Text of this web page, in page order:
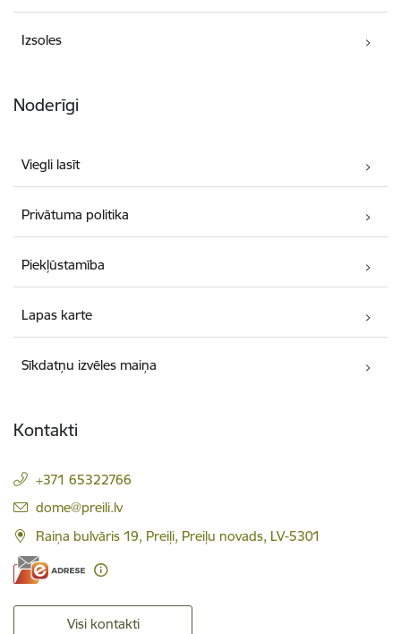
Izsoles
Noderīgi
Viegli lasīt
Privātuma politika
Piekļūstamība
Lapas karte
Sīkdatņu izvēles maiņa
Kontakti
+371 65322766
E-pasts:
dome@preili.lv
Raiņa bulvāris 19, Preiļi, Preiļu novads, LV-5301
Visi kontakti